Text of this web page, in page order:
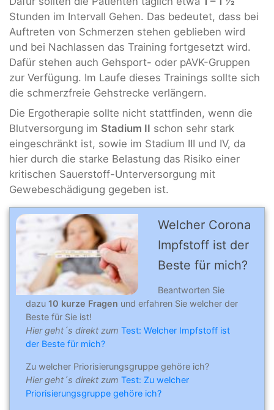
Stunden im Intervall Gehen. Das bedeutet, dass bei
Auftreten von Schmerzen stehen geblieben wird
und bei Nachlassen das Training fortgesetzt wird.
Dafür stehen auch Gehsport- oder pAVK-Gruppen
zur Verfügung. Im Laufe dieses Trainings sollte sich
die schmerzfreie Gehstrecke verlängern.
Die Ergotherapie sollte nicht stattfinden, wenn die
Blutversorgung im Stadium II schon sehr stark
eingeschränkt ist, sowie im Stadium III und IV, da
hier durch die starke Belastung das Risiko einer
kritischen Sauerstoff-Unterversorgung mit
Gewebeschädigung gegeben ist.
Welcher Corona
Impfstoff ist der
Beste für mich?
Beantworten Sie
dazu 10 kurze Fragen und erfahren Sie welcher der
Beste für Sie ist!
Hier geht´s direkt zum Test: Welcher Impfstoff ist
der Beste für mich?
Zu welcher Priorisierungsgruppe gehöre ich?
Hier geht´s direkt zum Test: Zu welcher
Priorisierungsgruppe gehöre ich?